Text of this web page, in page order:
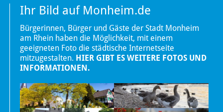
Ihr Bild auf Monheim.de
Bürgerinnen, Bürger und Gäste der Stadt Monheim
am Rhein haben die Möglichkeit, mit einem
geeigneten Foto die städtische Internetseite
mitzugestalten. HIER GIBT ES WEITERE FOTOS UND
INFORMATIONEN.